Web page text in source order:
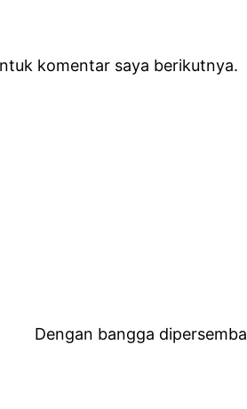
komentar saya berikutnya.
Dengan bangga